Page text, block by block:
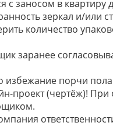
заносом в квартиру
зеркал и/или
количество
заранее
избежание порчи
проект (чертёж)! При